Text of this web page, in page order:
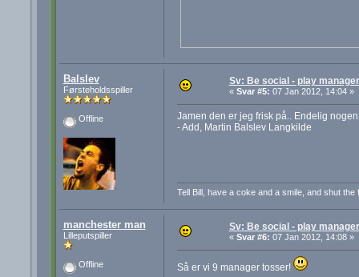
Balslev
Førsteholdsspiller
Offline
Sv: Be social - play
« Svar #5: 07 Jan 2012, 14:04 »
Jamen den er jeg frisk på.. Endelig
- Add, Martin Balslev Langkilde
Tell Bill, have a coke and a smile, and shut the
manchester man
Lilleputspiller
Offline
Sv: Be social - play
« Svar #6: 07 Jan 2012, 14:08 »
Så er vi 9 manager tosser!